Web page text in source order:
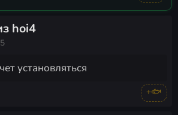
hoi4
установляться
+🐟